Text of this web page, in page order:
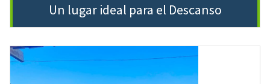
Un lugar ideal para el Descanso